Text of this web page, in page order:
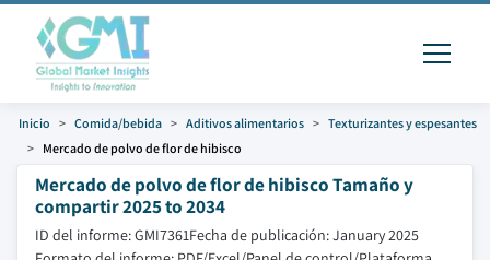
Inicio Comida/bebida Aditivos alimentarios
Texturizantes y espesantes
Mercado de polvo de flor de hibisco
Mercado de polvo de flor de hibisco Tamaño y
compartir 2025 to 2034
ID del informe: GMI7361Fecha de publicación: January 2025